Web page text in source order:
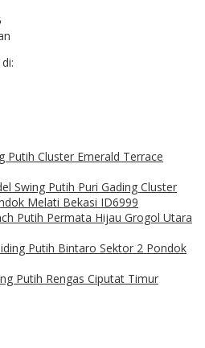
Putih Cluster Emerald Terrace
Swing Putih Puri Gading Cluster
Melati Bekasi ID6999
Putih Permata Hijau Grogol Utara
Putih Bintaro Sektor 2 Pondok
Putih Rengas Ciputat Timur